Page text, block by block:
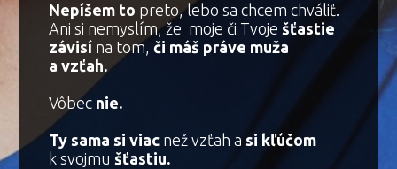
Nepíšem to preto, lebo sa chcem chváliť.
Ani si nemyslím, že moje či Tvoje šťastie
závisína tom, či máš práve muža
a vzťah.
Vôbecnie.
Ty sama si viacnež vzťah a si kľúčom
k svojmu šťastiu.